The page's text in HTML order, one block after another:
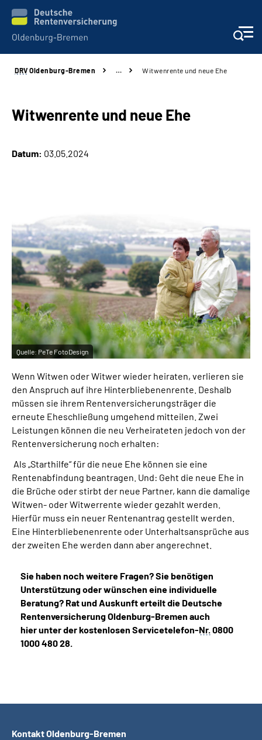
Services
Beratung und Kontakt
Über Uns
Inhalte in Gebärdensprache (DGS)
Leichte Sprache
Suche
Mein Kundenportal
DRV Oldenburg-Bremen … Witwenrente und neue Ehe
Witwenrente und neue Ehe
Datum: 03.05.2024
Quelle: PeTe FotoDesign
Wenn Witwen oder Witwer wieder heiraten, verlieren sie
den Anspruch auf ihre Hinterbliebenenrente. Deshalb
müssen sie ihrem Rentenversicherungsträger die
erneute Eheschließung umgehend mitteilen. Zwei
Leistungen können die neu Verheirateten jedoch von der
Rentenversicherung noch erhalten:
Als „Starthilfe“ für die neue Ehe können sie eine
Rentenabfindung beantragen. Und: Geht die neue Ehe in
die Brüche oder stirbt der neue Partner, kann die damalige
Witwen- oder Witwerrente wieder gezahlt werden.
Hierfür muss ein neuer Rentenantrag gestellt werden.
Eine Hinterbliebenenrente oder Unterhaltsansprüche aus
der zweiten Ehe werden dann aber angerechnet.
Sie haben noch weitere Fragen? Sie benötigen
Unterstützung oder wünschen eine individuelle
Beratung? Rat und Auskunft erteilt die Deutsche
Rentenversicherung Oldenburg-Bremen auch
hier unter der kostenlosen Servicetelefon-Nr.0800
1000 480 28.
Kontakt Oldenburg-Bremen